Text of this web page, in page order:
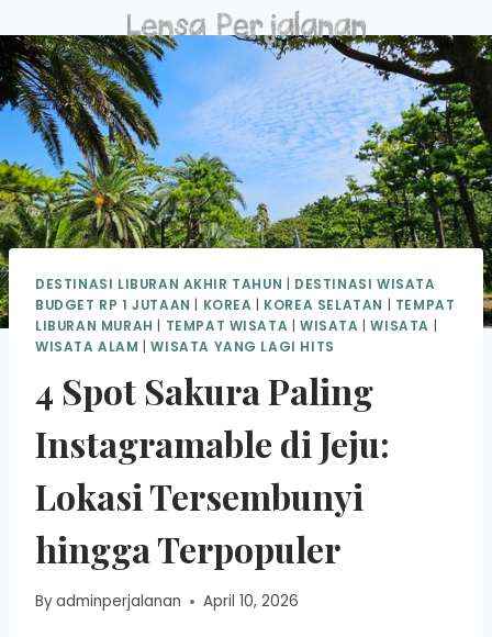
to
content
DESTINASI LIBURAN AKHIR TAHUN | DESTINASI WISATA
BUDGET RP 1 JUTAAN | KOREA | KOREA SELATAN | TEMPAT
LIBURAN MURAH | TEMPAT WISATA |WISATA |WISATA |
WISATA ALAM |WISATA YANG LAGI HITS
4 Spot Sakura Paling
Instagramable di Jeju:
Lokasi Tersembunyi
hingga Terpopuler
Byadminperjalanan April 10, 2026